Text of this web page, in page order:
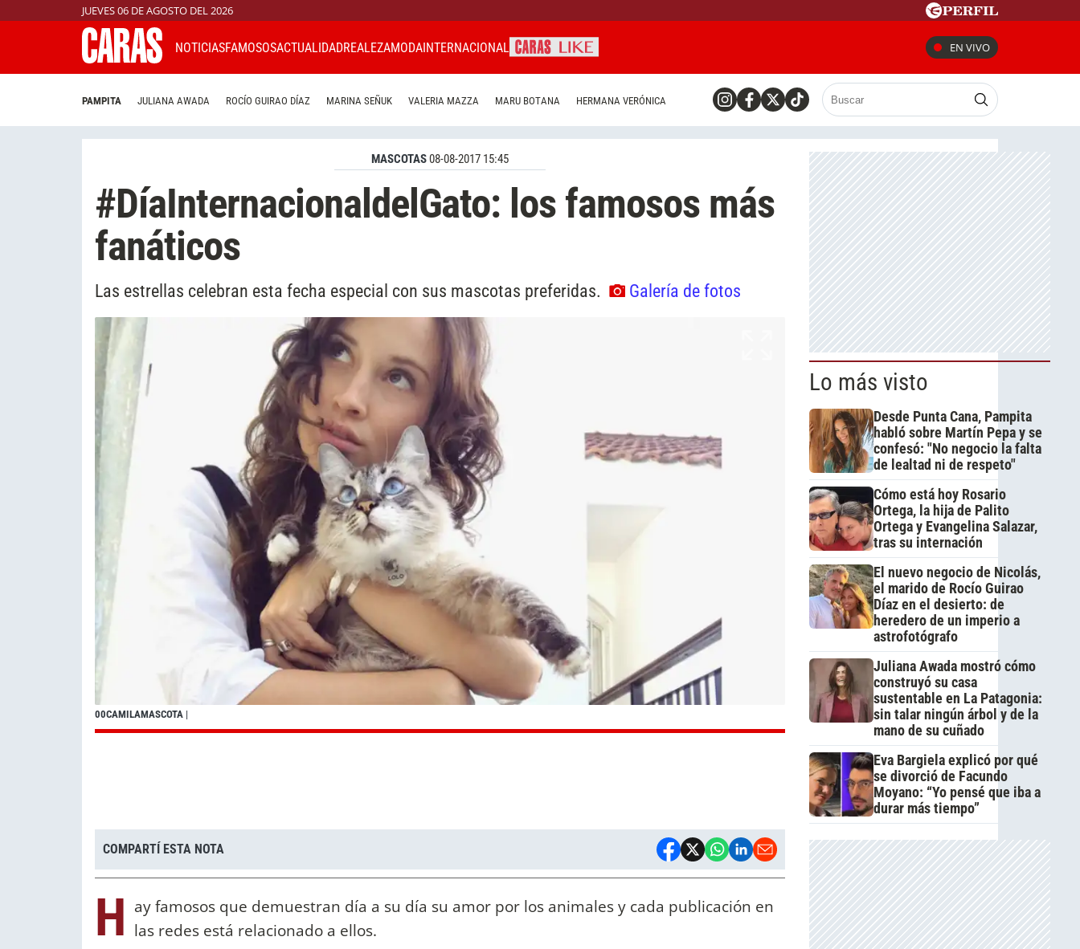
JUEVES 06 DE AGOSTO DEL 2026
NOTICIASFAMOSOSACTUALIDADREALEZAMODAINTERNACIONAL EN VIVO
PAMPITA JULIANA AWADA ROCÍO GUIRAO DÍAZ MARINA SEÑUK VALERIA MAZZA MARU BOTANA HERMANA VERÓNICA
MASCOTAS08-08-2017 15:45
#DíaInternacionaldelGato: los famosos más
fanáticos
Las estrellas celebran esta fecha especial con sus mascotas preferidas. Galería de fotos
00CAMILAMASCOTA |
COMPARTÍ ESTA NOTA
H ay famosos que demuestran día a su día su amor por los animales y cada publicación en
las redes está relacionado a ellos.
Lo más visto
Desde Punta Cana, Pampita
habló sobre Martín Pepa y se
confesó: "No negocio la falta
de lealtad ni de respeto"
Cómo está hoy Rosario
Ortega, la hija de Palito
Ortega y Evangelina Salazar,
tras su internación
El nuevo negocio de Nicolás,
el marido de Rocío Guirao
Díaz en el desierto: de
heredero de un imperio a
astrofotógrafo
Juliana Awada mostró cómo
construyó su casa
sustentable en La Patagonia:
sin talar ningún árbol y de la
mano de su cuñado
Eva Bargiela explicó por qué
se divorció de Facundo
Moyano: “Yo pensé que iba a
durar más tiempo”